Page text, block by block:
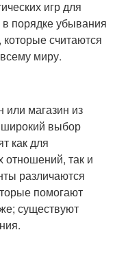
игр для
порядке убывания
которые считаются
миру.
или магазин из
широкий выбор
как для
отношений, так и
различаются
помогают
существуют